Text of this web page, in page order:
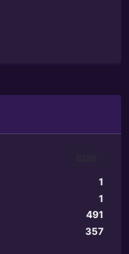
1
1
491
357